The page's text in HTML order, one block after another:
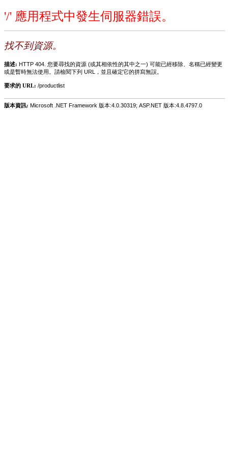
'/' 應用程式中發生伺服器錯誤。
找不到資源。
描述: HTTP 404. 您要尋找的資源 (或其相依性的其中之一) 可能已經移除、名稱已經變更
或是暫時無法使用。請檢閱下列 URL，並且確定它的拼寫無誤。
要求的 URL: /productlist
版本資訊: Microsoft .NET Framework 版本:4.0.30319; ASP.NET 版本:4.8.4797.0